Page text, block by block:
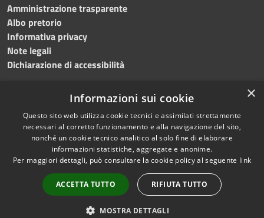
Amministrazione trasparente
Albo pretorio
Informativa privacy
Note legali
Dichiarazione di accessibilità
RSS
Accessibilità
Cookie
Mappa del sito
Numeri utili
Copyright © 2024 •
Comune diGrottaminarda
• Powered byMunicipium
•Redazione
×
Informazioni sui cookie
Questo sito web utilizza cookie tecnici e assimilati strettamente
necessari al corretto funzionamento e alla navigazione del sito,
nonché un cookie tecnico analitico al solo fine di elaborare
informazioni statistiche, aggregate e anonime.
Per maggiori dettagli, può consultare la cookie policy al seguente link
ACCETTA TUTTO RIFIUTA TUTTO
MOSTRA DETTAGLI